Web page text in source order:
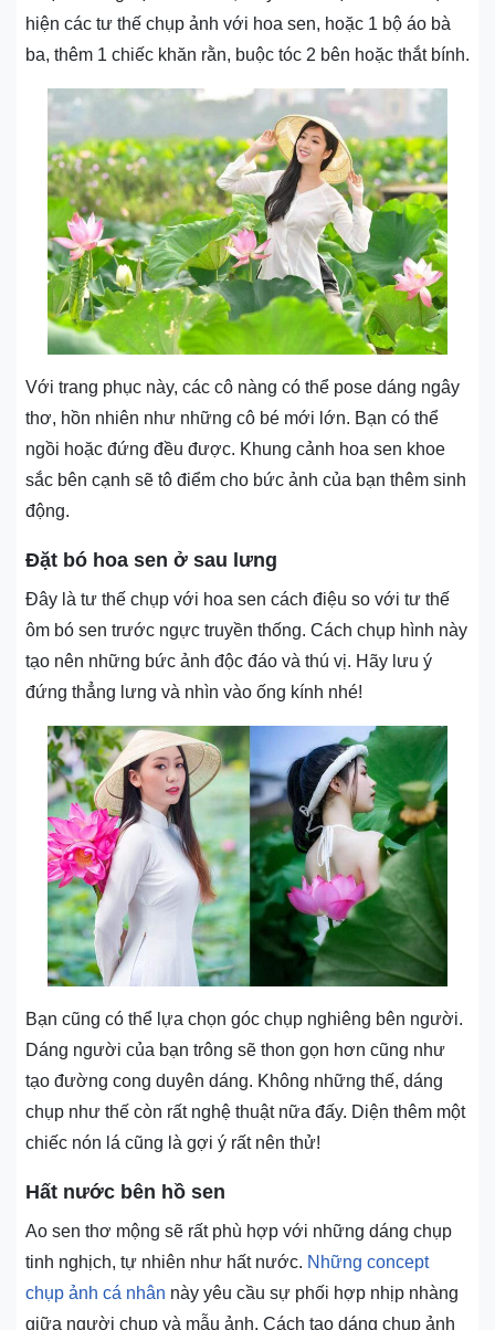
hiện các tư thế chụp ảnh với hoa sen, hoặc 1 bộ áo bà
ba, thêm 1 chiếc khăn rằn, buộc tóc 2 bên hoặc thắt bính.
Với trang phục này, các cô nàng có thể pose dáng ngây
thơ, hồn nhiên như những cô bé mới lớn. Bạn có thể
ngồi hoặc đứng đều được. Khung cảnh hoa sen khoe
sắc bên cạnh sẽ tô điểm cho bức ảnh của bạn thêm sinh
động.
Đặt bó hoa sen ở sau lưng
Đây là tư thế chụp với hoa sen cách điệu so với tư thế
ôm bó sen trước ngực truyền thống. Cách chụp hình này
tạo nên những bức ảnh độc đáo và thú vị. Hãy lưu ý
đứng thẳng lưng và nhìn vào ống kính nhé!
Bạn cũng có thể lựa chọn góc chụp nghiêng bên người.
Dáng người của bạn trông sẽ thon gọn hơn cũng như
tạo đường cong duyên dáng. Không những thế, dáng
chụp như thế còn rất nghệ thuật nữa đấy. Diện thêm một
chiếc nón lá cũng là gợi ý rất nên thử!
Hất nước bên hồ sen
Ao sen thơ mộng sẽ rất phù hợp với những dáng chụp
tinh nghịch, tự nhiên như hất nước. Những concept
chụp ảnh cá nhân này yêu cầu sự phối hợp nhịp nhàng
giữa người chụp và mẫu ảnh. Cách tạo dáng chụp ảnh